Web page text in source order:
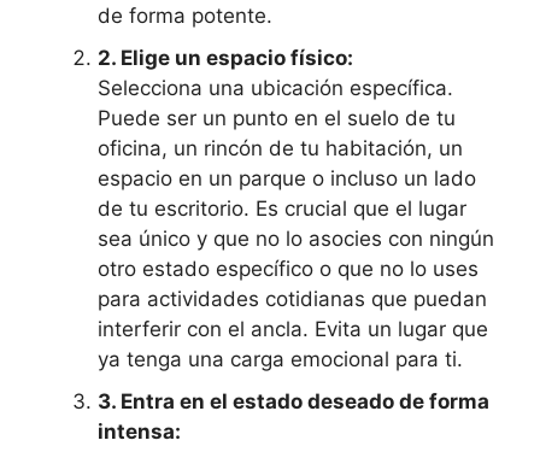
de forma potente.
2. Elige un espacio físico:
Selecciona una ubicación específica.
Puede ser un punto en el suelo de tu
oficina, un rincón de tu habitación, un
espacio en un parque o incluso un lado
de tu escritorio. Es crucial que el lugar
sea único y que no lo asocies con ningún
otro estado específico o que no lo uses
para actividades cotidianas que puedan
interferir con el ancla. Evita un lugar que
ya tenga una carga emocional para ti.
3. Entra en el estado deseado de forma
intensa: